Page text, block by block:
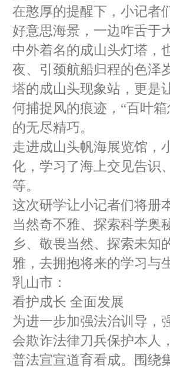
在憨厚的提醒下，小记者
好意思海景，一边咋舌于
中外着名的成山头灯塔，
夜、引颈航船归程的色泽
塔的成山头现象站，更是
何捕捉风的痕迹，“百叶
的无尽精巧。
走进成山头帆海展览馆，
化，学习了海上交见告识
等。
这次研学让小记者们将册
当然奇不雅、探索科学奥
乡、敬畏当然、探索未知
雅，去拥抱将来的学习与
乳山市：
看护成长 全面发展
为进一步加强法治训导，
会欺诈法律刀兵保护本人
普法宣宣道育看成。围绕